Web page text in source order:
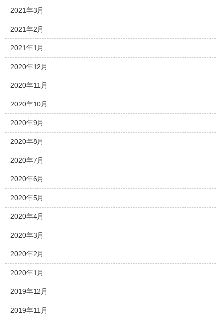
2021年3月
2021年2月
2021年1月
2020年12月
2020年11月
2020年10月
2020年9月
2020年8月
2020年7月
2020年6月
2020年5月
2020年4月
2020年3月
2020年2月
2020年1月
2019年12月
2019年11月